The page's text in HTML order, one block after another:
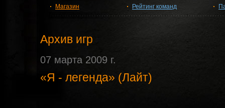
Магазин
Рейтинг команд
Архив игр
07 марта 2009 г.
«Я - легенда» (Лайт)